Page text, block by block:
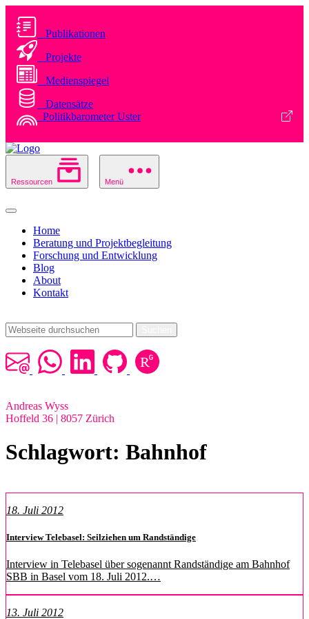
Publikationen
Projekte
Medienspiegel
Datensätze
Politikbarometer Uster
Ressourcen Menü
Home
Beratung und Projektbegleitung
Forschung und Entwicklung
Blog
About
Kontakt
Andreas Wyss
Hoffeld 36 | 8057 Zürich
Schlagwort: Bahnhof
18. Juli 2012
Interview Telebasel: Seilziehen um Randständige
Interview in Telebasel über sogenannt Randständige am Bahnhof
SBB in Basel vom 18. Juli 2012.…
13. Juli 2012